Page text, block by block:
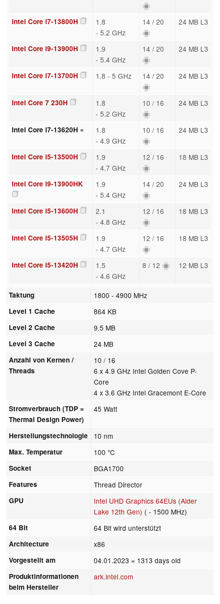
Intel Core i7-13800H
1.8
- 5.2 GHz
14 / 20 24 MB L3
Intel Core i9-13900H
1.9
- 5.4 GHz
14 / 20 24 MB L3
Intel Core i7-13700H 1.8 - 5 GHz 14 / 20 24 MB L3
Intel Core 7 230H
1.8
- 5.2 GHz
10 / 16 24 MB L3
Intel Core i7-13620H «
1.8
- 4.9 GHz
10 / 16 24 MB L3
Intel Core i5-13500H
1.9
- 4.7 GHz
12 / 16 18 MB L3
Intel Core i9-13900HK
1.9
- 5.4 GHz
14 / 20 24 MB L3
Intel Core i5-13600H
2.1
- 4.8 GHz
12 / 16 18 MB L3
Intel Core i5-13505H
1.9
- 4.7 GHz
12 / 16 18 MB L3
Intel Core i5-13420H
1.5
- 4.6 GHz
8 / 12 12 MB L3
Taktung 1800 - 4900 MHz
Level 1 Cache 864 KB
Level 2 Cache 9.5 MB
Level 3 Cache 24 MB
Anzahl von Kernen /
Threads
10 / 16
6 x 4.9 GHz Intel Golden Cove P-
Core
4 x 3.6 GHz Intel Gracemont E-Core
Stromverbrauch (TDP =
Thermal Design Power)
45 Watt
Herstellungstechnologie 10 nm
Max. Temperatur 100 °C
Socket BGA1700
Features Thread Director
GPU
Intel UHD Graphics 64EUs (Alder
Lake 12th Gen) ( - 1500 MHz)
64 Bit 64 Bit wird unterstützt
Architecture x86
Vorgestellt am 04.01.2023 = 1313 days old
Produktinformationen
beim Hersteller
ark.intel.com